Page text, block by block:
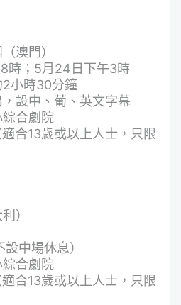
澳門）
時；5月24日下午3時
2小時30分鐘
設中、葡、英文字幕
合劇院
合13歲或以上人士，只限
）
中場休息）
合劇院
合13歲或以上人士，只限